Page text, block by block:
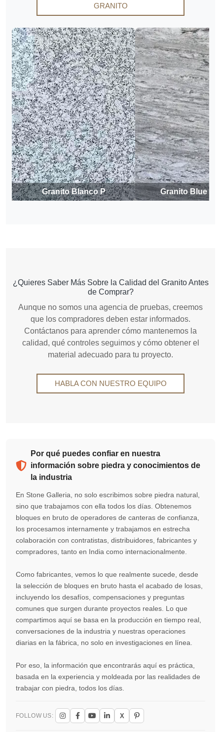
GRANITO
Granito Blanco P Granito Blue
¿Quieres Saber Más Sobre la Calidad del Granito Antes
de Comprar?
Aunque no somos una agencia de pruebas, creemos
que los compradores deben estar informados.
Contáctanos para aprender cómo mantenemos la
calidad, qué controles seguimos y cómo obtener el
material adecuado para tu proyecto.
HABLA CON NUESTRO EQUIPO
Por qué puedes confiar en nuestra
información sobre piedra y conocimientos de
la industria
En Stone Galleria, no solo escribimos sobre piedra natural,
sino que trabajamos con ella todos los días. Obtenemos
bloques en bruto de operadores de canteras de confianza,
los procesamos internamente y trabajamos en estrecha
colaboración con contratistas, distribuidores, fabricantes y
compradores, tanto en India como internacionalmente.
Como fabricantes, vemos lo que realmente sucede, desde
la selección de bloques en bruto hasta el acabado de losas,
incluyendo los desafíos, compensaciones y preguntas
comunes que surgen durante proyectos reales. Lo que
compartimos aquí se basa en la producción en tiempo real,
conversaciones de la industria y nuestras operaciones
diarias en la fábrica, no solo en investigaciones en línea.
Por eso, la información que encontrarás aquí es práctica,
basada en la experiencia y moldeada por las realidades de
trabajar con piedra, todos los días.
FOLLOW US: X